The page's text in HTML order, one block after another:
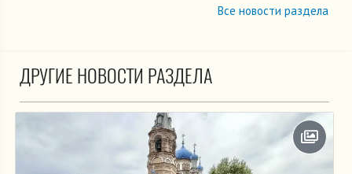
Все новости раздела
ДРУГИЕ НОВОСТИ РАЗДЕЛА